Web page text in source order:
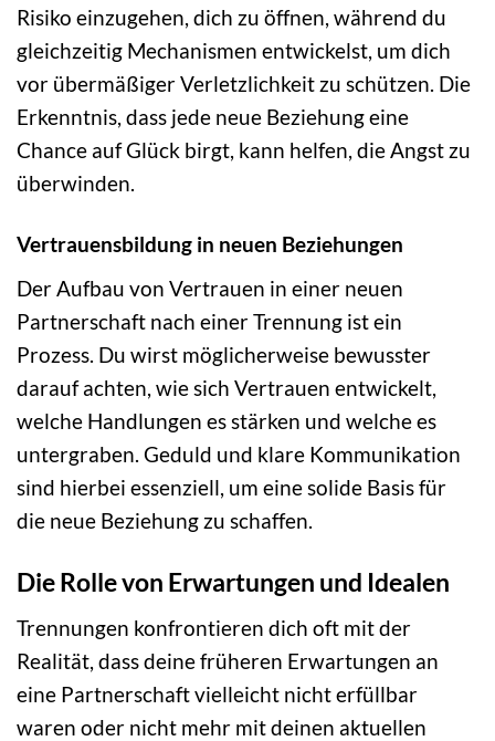
Risiko einzugehen, dich zu öffnen, während du
gleichzeitig Mechanismen entwickelst, um dich
vor übermäßiger Verletzlichkeit zu schützen. Die
Erkenntnis, dass jede neue Beziehung eine
Chance auf Glück birgt, kann helfen, die Angst zu
überwinden.
Vertrauensbildung in neuen Beziehungen
Der Aufbau von Vertrauen in einer neuen
Partnerschaft nach einer Trennung ist ein
Prozess. Du wirst möglicherweise bewusster
darauf achten, wie sich Vertrauen entwickelt,
welche Handlungen es stärken und welche es
untergraben. Geduld und klare Kommunikation
sind hierbei essenziell, um eine solide Basis für
die neue Beziehung zu schaffen.
Die Rolle von Erwartungen und Idealen
Trennungen konfrontieren dich oft mit der
Realität, dass deine früheren Erwartungen an
eine Partnerschaft vielleicht nicht erfüllbar
waren oder nicht mehr mit deinen aktuellen